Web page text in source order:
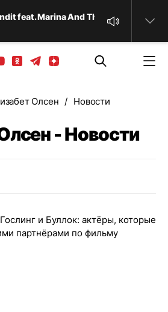
feat. Marina And The Diamonds &
Одноклассники
ТелеграмЯндекс дзен
Олсен Новости
- Новости